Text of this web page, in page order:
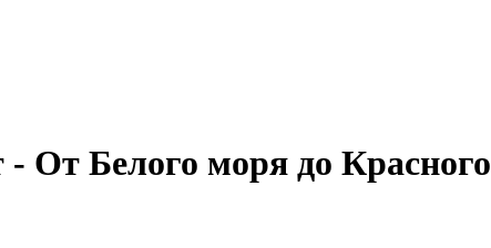
От Белого моря до Красного